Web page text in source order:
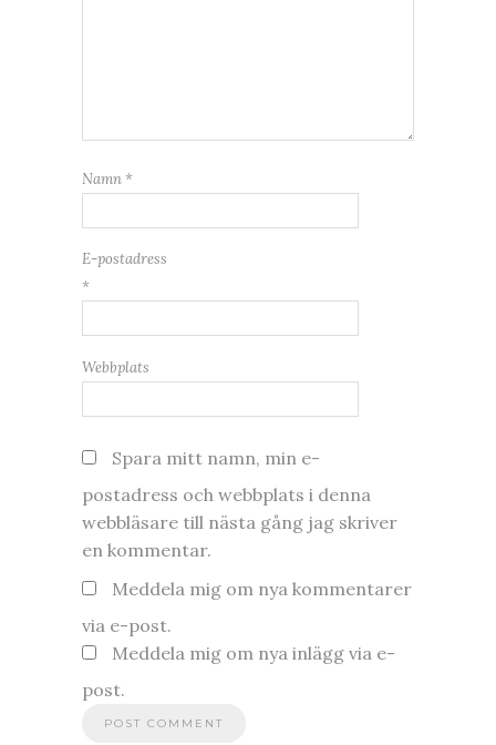
Namn *
E-postadress
*
Webbplats
Spara mitt namn, min e-
postadress och webbplats i denna
webbläsare till nästa gång jag skriver
en kommentar.
Meddela mig om nya kommentarer
via e-post.
Meddela mig om nya inlägg via e-
post.